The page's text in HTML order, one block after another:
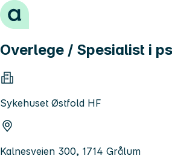
Hopp til innhold
Overlege / Spesialist i
Sykehuset Østfold HF
Kalnesveien 300, 1714 Grålum